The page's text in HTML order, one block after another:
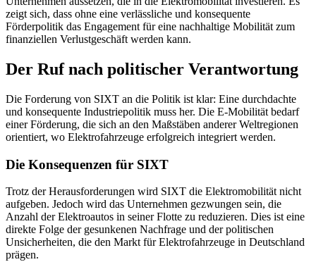
zeigt sich, dass ohne eine verlässliche und konsequente
Förderpolitik das Engagement für eine nachhaltige Mobilität zum
finanziellen Verlustgeschäft werden kann.
Der Ruf nach politischer Verantwortung
Die Forderung von SIXT an die Politik ist klar: Eine durchdachte
und konsequente Industriepolitik muss her. Die E-Mobilität bedarf
einer Förderung, die sich an den Maßstäben anderer Weltregionen
orientiert, wo Elektrofahrzeuge erfolgreich integriert werden.
Die Konsequenzen für SIXT
Trotz der Herausforderungen wird SIXT die Elektromobilität nicht
aufgeben. Jedoch wird das Unternehmen gezwungen sein, die
Anzahl der Elektroautos in seiner Flotte zu reduzieren. Dies ist eine
direkte Folge der gesunkenen Nachfrage und der politischen
Unsicherheiten, die den Markt für Elektrofahrzeuge in Deutschland
prägen.